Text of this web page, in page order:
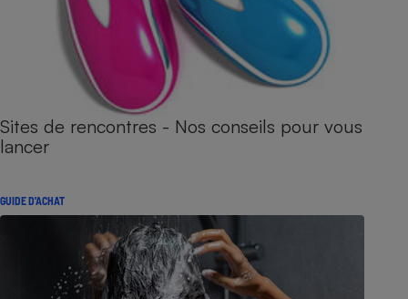
Sites de rencontres - Nos conseils pour vous
lancer
GUIDE D'ACHAT